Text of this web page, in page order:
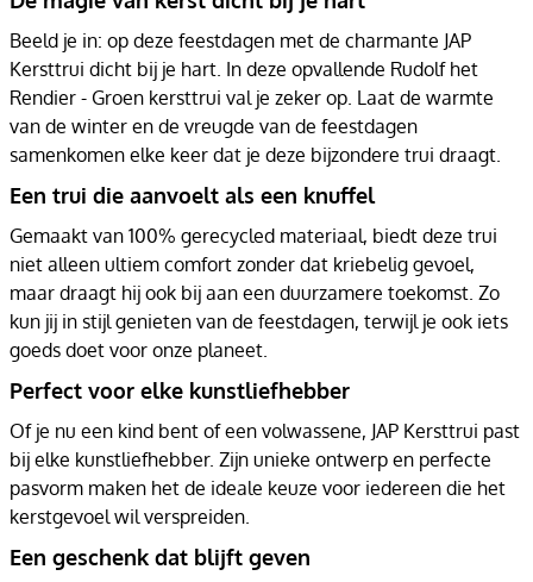
Beeld je in: op deze feestdagen met de charmante JAP
Kersttrui dicht bij je hart. In deze opvallende Rudolf het
Rendier - Groen kersttrui val je zeker op. Laat de warmte
van de winter en de vreugde van de feestdagen
samenkomen elke keer dat je deze bijzondere trui draagt.
Een trui die aanvoelt als een knuffel
Gemaakt van 100% gerecycled materiaal, biedt deze trui
niet alleen ultiem comfort zonder dat kriebelig gevoel,
maar draagt hij ook bij aan een duurzamere toekomst. Zo
kun jij in stijl genieten van de feestdagen, terwijl je ook iets
goeds doet voor onze planeet.
Perfect voor elke kunstliefhebber
Of je nu een kind bent of een volwassene, JAP Kersttrui past
bij elke kunstliefhebber. Zijn unieke ontwerp en perfecte
pasvorm maken het de ideale keuze voor iedereen die het
kerstgevoel wil verspreiden.
Een geschenk dat blijft geven